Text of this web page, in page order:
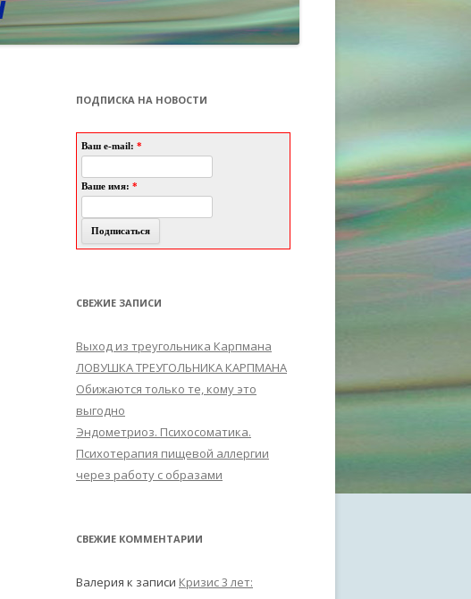
ПОДПИСКА НА НОВОСТИ
Ваш e-mail: *
Ваше имя: *
СВЕЖИЕ ЗАПИСИ
Выход из треугольника Карпмана
ЛОВУШКА ТРЕУГОЛЬНИКА КАРПМАНА
Обижаются только те, кому это
выгодно
Эндометриоз. Психосоматика.
Психотерапия пищевой аллергии
через работу с образами
СВЕЖИЕ КОММЕНТАРИИ
Валерия к записи Кризис 3 лет: